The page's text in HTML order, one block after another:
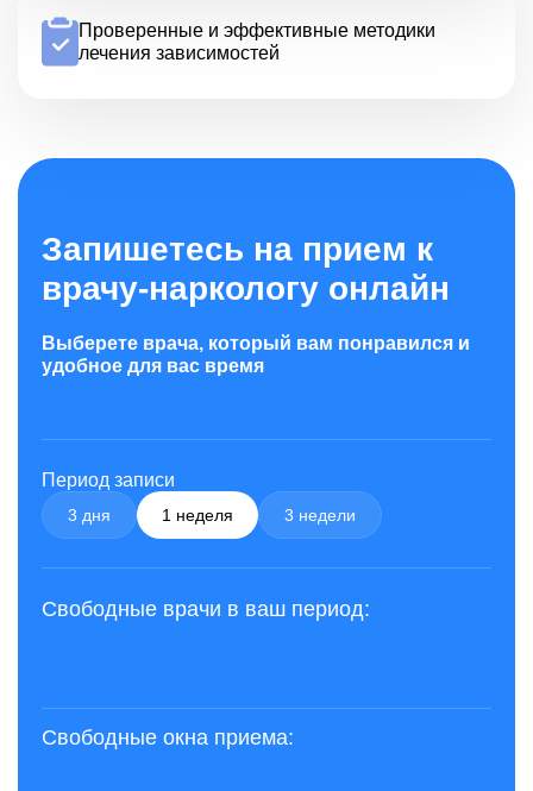
Проверенные и эффективные методики
лечения зависимостей
Запишетесь на прием к
врачу-наркологу онлайн
Выберете врача, который вам понравился и
удобное для вас время
Период записи
3 дня 1 неделя 3 недели
Свободные врачи в ваш период:
Свободные окна приема: